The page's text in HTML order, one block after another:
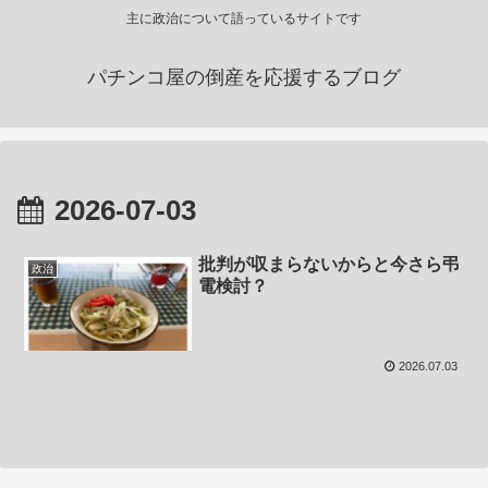
主に政治について語っているサイトです
パチンコ屋の倒産を応援するブログ
2026-07-03
政治
批判が収まらないからと今さら弔
電検討？
2026.07.03